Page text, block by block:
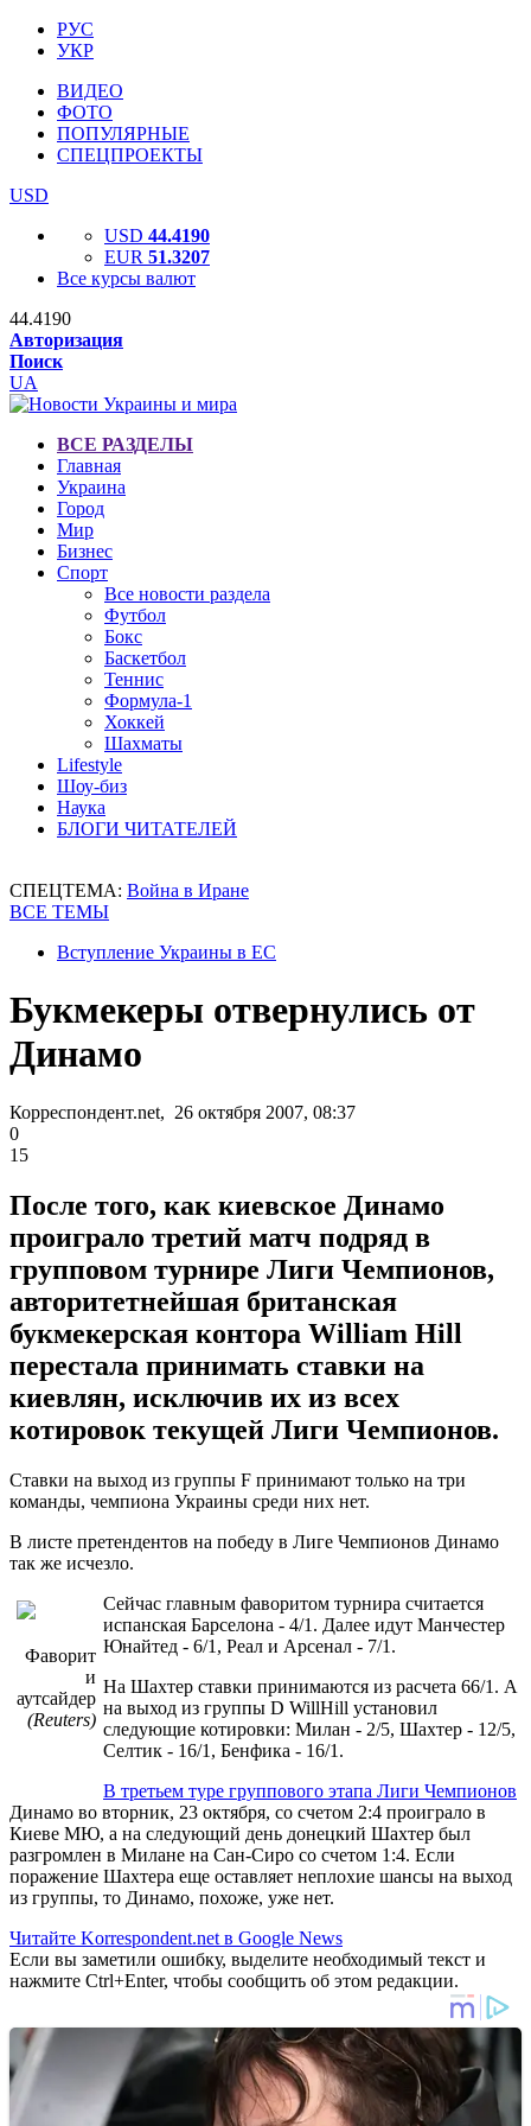
РУС
УКР
ВИДЕО
ФОТО
ПОПУЛЯРНЫЕ
СПЕЦПРОЕКТЫ
USD
USD 44.4190
EUR 51.3207
Все курсы валют
44.4190
Авторизация
Поиск
UA
ВСЕ РАЗДЕЛЫ
Главная
Украина
Город
Мир
Бизнес
Спорт
Все новости раздела
Футбол
Бокс
Баскетбол
Теннис
Формула-1
Хоккей
Шахматы
Lifestyle
Шоу-биз
Наука
БЛОГИ ЧИТАТЕЛЕЙ
СПЕЦТЕМА: Война в Иране
ВСЕ ТЕМЫ
Вступление Украины в ЕС
Букмекеры отвернулись от
Динамо
Корреспондент.net, 26 октября 2007, 08:37
0
15
После того, как киевское Динамо
проиграло третий матч подряд в
групповом турнире Лиги Чемпионов,
авторитетнейшая британская
букмекерская контора William Hill
перестала принимать ставки на
киевлян, исключив их из всех
котировок текущей Лиги Чемпионов.
Ставки на выход из группы F принимают только на три
команды, чемпиона Украины среди них нет.
В листе претендентов на победу в Лиге Чемпионов Динамо
так же исчезло.
Фаворит
и
аутсайдер
(Reuters)
Сейчас главным фаворитом турнира считается
испанская Барселона - 4/1. Далее идут Манчестер
Юнайтед - 6/1, Реал и Арсенал - 7/1.
На Шахтер ставки принимаются из расчета 66/1. А
на выход из группы D WillHill установил
следующие котировки: Милан - 2/5, Шахтер - 12/5,
Селтик - 16/1, Бенфика - 16/1.
В третьем туре группового этапа Лиги Чемпионов
Динамо во вторник, 23 октября, со счетом 2:4 проиграло в
Киеве МЮ, а на следующий день донецкий Шахтер был
разгромлен в Милане на Сан-Сиро со счетом 1:4. Если
поражение Шахтера еще оставляет неплохие шансы на выход
из группы, то Динамо, похоже, уже нет.
Читайте Korrespondent.net в Google News
Если вы заметили ошибку, выделите необходимый текст и
нажмите Ctrl+Enter, чтобы сообщить об этом редакции.